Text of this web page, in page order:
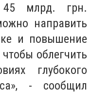
45 млрд. грн.
направить
и повышение
облегчить
глубокого
- сообщил